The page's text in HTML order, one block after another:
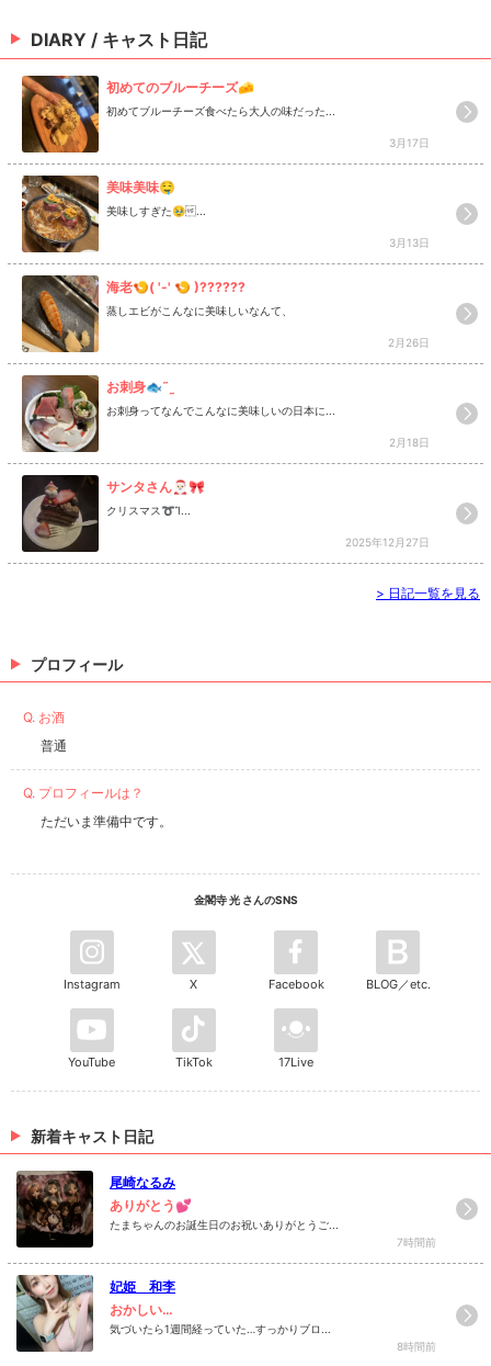
DIARY / キャスト日記
初めてのブルーチーズ🧀
初めてブルーチーズ食べたら大人の味だった...
3月17日
美味美味🤤
美味しすぎた🥹...
3月13日
海老🍤( '-' 🍤 )??????
蒸しエビがこんなに美味しいなんて、
2月26日
お刺身🐟‪˜˷
お刺身ってなんでこんなに美味しいの日本に...
2月18日
サンタさん🎅🏻🎀
クリスマス➰Ἳ...
2025年12月27日
> 日記一覧を見る
プロフィール
Q. お酒
普通
Q. プロフィールは？
ただいま準備中です。
金閣寺 光 さんのSNS
Instagram X Facebook BLOG／etc.
YouTube TikTok 17Live
新着キャスト日記
尾崎なるみ
ありがとう💕
たまちゃんのお誕生日のお祝いありがとうご...
7時間前
妃姫 和李
おかしい…
気づいたら1週間経っていた…すっかりブロ...
8時間前